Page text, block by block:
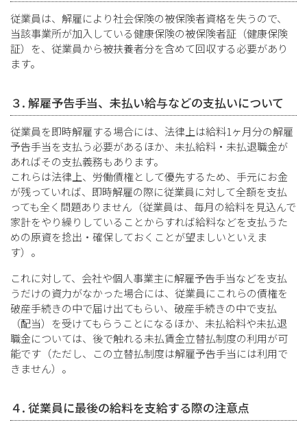
従業員は、解雇により社会保険の被保険者資格を失うので、
当該事業所が加入している健康保険の被保険者証（健康保険
証）を、従業員から被扶養者分を含めて回収する必要があり
ます。
３. 解雇予告手当、未払い給与などの支払いについて
従業員を即時解雇する場合には、法律上は給料1ヶ月分の解雇
予告手当を支払う必要があるほか、未払給料・未払退職金が
あればその支払義務もあります。
これらは法律上、労働債権として優先するため、手元にお金
が残っていれば、即時解雇の際に従業員に対して全額を支払
っても全く問題ありません（従業員は、毎月の給料を見込んで
家計をやり繰りしていることからすれば給料などを支払うた
めの原資を捻出・確保しておくことが望ましいといえま
す）。
これに対して、会社や個人事業主に解雇予告手当などを支払
うだけの資力がなかった場合には、従業員にこれらの債権を
破産手続きの中で届け出てもらい、破産手続きの中で支払
（配当）を受けてもらうことになるほか、未払給料や未払退
職金については、後で触れる未払賃金立替払制度の利用が可
能です（ただし、この立替払制度は解雇予告手当には利用で
きません）。
４. 従業員に最後の給料を支給する際の注意点